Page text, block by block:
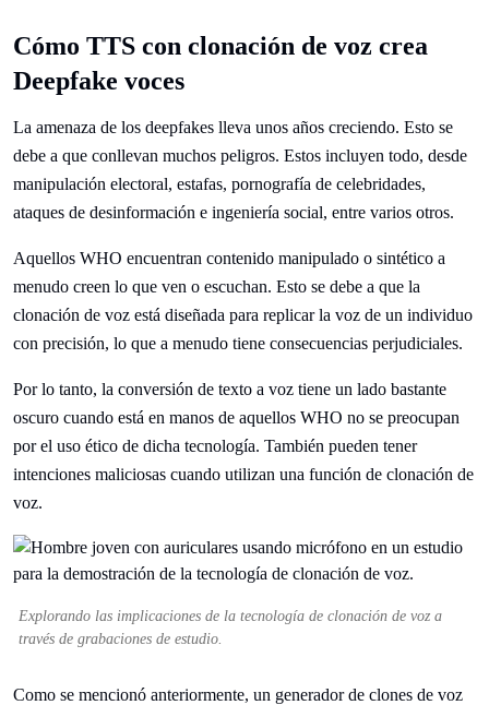
Cómo TTS con clonación de voz crea
Deepfake voces
La amenaza de los deepfakes lleva unos años creciendo. Esto se
debe a que conllevan muchos peligros. Estos incluyen todo, desde
manipulación electoral, estafas, pornografía de celebridades,
ataques de desinformación e ingeniería social, entre varios otros.
Aquellos WHO encuentran contenido manipulado o sintético a
menudo creen lo que ven o escuchan. Esto se debe a que la
clonación de voz está diseñada para replicar la voz de un individuo
con precisión, lo que a menudo tiene consecuencias perjudiciales.
Por lo tanto, la conversión de texto a voz tiene un lado bastante
oscuro cuando está en manos de aquellos WHO no se preocupan
por el uso ético de dicha tecnología. También pueden tener
intenciones maliciosas cuando utilizan una función de clonación de
voz.
Explorando las implicaciones de la tecnología de clonación de voz a
través de grabaciones de estudio.
Como se mencionó anteriormente, un generador de clones de voz